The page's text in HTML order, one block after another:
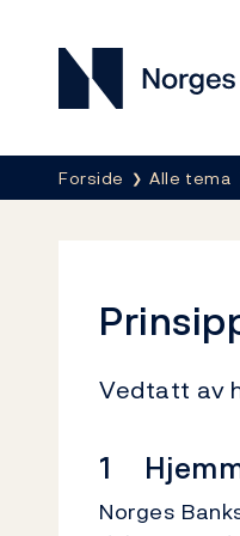
Norges
Her er du nå:
Forside Alle tema
Vedtatt av
1
Norges